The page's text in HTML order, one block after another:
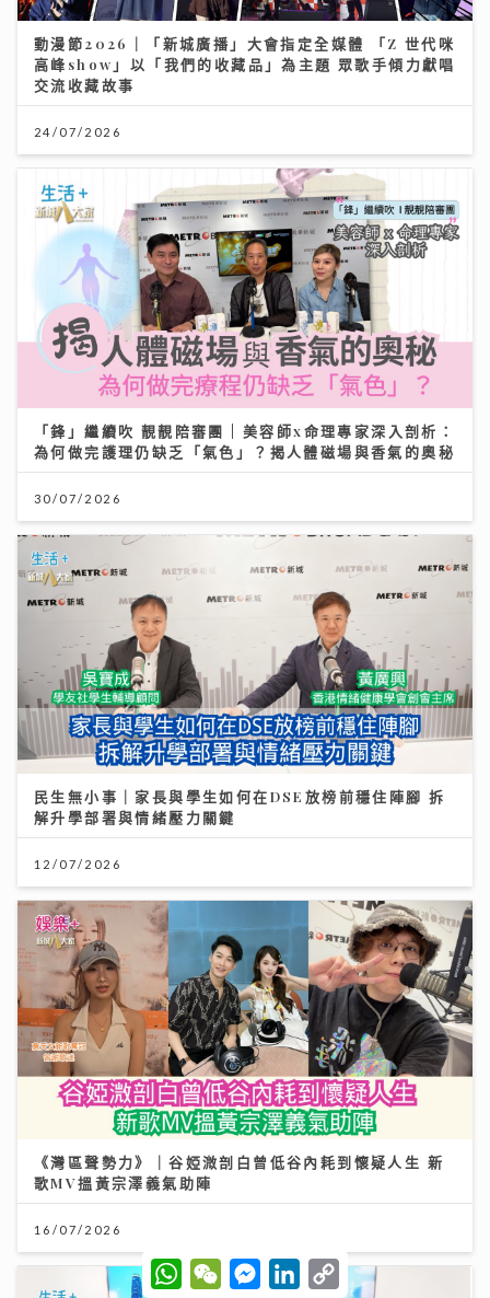
動漫節2026｜「新城廣播」大會指定全媒體 「Z 世代咪
高峰show」以「我們的收藏品」為主題 眾歌手傾力獻唱
交流收藏故事
24/07/2026
「鋒」繼續吹 靚靚陪審團 | 美容師x命理專家深入剖析：
為何做完護理仍缺乏「氣色」？揭人體磁場與香氣的奧秘
30/07/2026
民生無小事｜家長與學生如何在DSE放榜前穩住陣腳 拆
解升學部署與情緒壓力關鍵
12/07/2026
《灣區聲勢力》｜谷婭溦剖白曾低谷內耗到懷疑人生 新
歌MV搵黃宗澤義氣助陣
16/07/2026
W
h
W
e
M
e
L
C
o